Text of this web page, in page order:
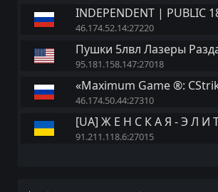
INDEPENDENT | PUBLIC
46.174.52.14:27220
95.181.158.147:27018
46.174.50.44:27310
91.211.118.6:27015